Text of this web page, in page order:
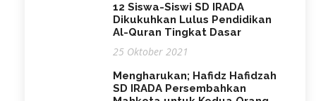
12 Siswa-Siswi SD IRADA
Dikukuhkan Lulus Pendidikan
Al-Quran Tingkat Dasar
25 Oktober 2021
Mengharukan; Hafidz Hafidzah
SD IRADA Persembahkan